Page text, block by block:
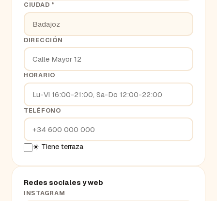
CIUDAD *
DIRECCIÓN
HORARIO
TELÉFONO
☀️ Tiene terraza
Redes sociales y web
INSTAGRAM